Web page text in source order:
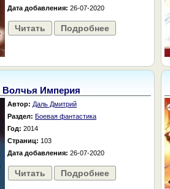
Дата добавления: 26-07-2020
Читать Подробнее
Волчья Империя
Автор: Даль Дмитрий
Раздел: Боевая фантастика
Год: 2014
Страниц: 103
Дата добавления: 26-07-2020
Читать Подробнее